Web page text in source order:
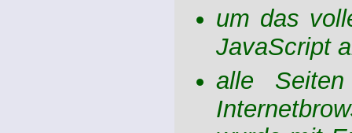
um das
JavaScript
alle